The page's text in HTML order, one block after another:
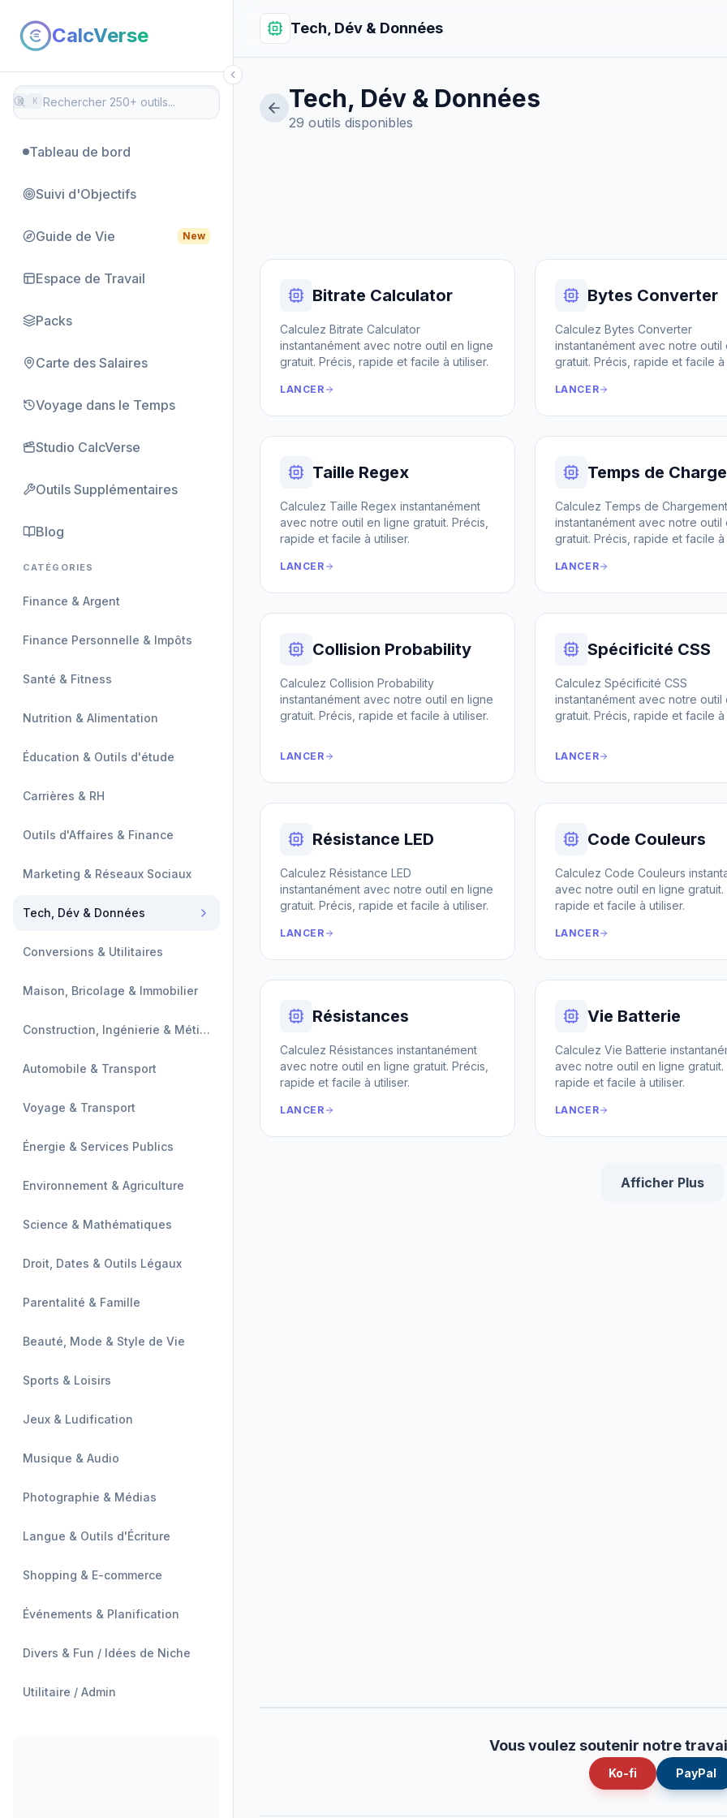
CalcVerse
⌘ K
Tableau de bord
Suivi d'Objectifs
Guide de Vie New
Espace de Travail
Packs
Carte des Salaires
Voyage dans le Temps
Studio CalcVerse
Outils Supplémentaires
Blog
CATÉGORIES
Finance & Argent
Finance Personnelle & Impôts
Santé & Fitness
Nutrition & Alimentation
Éducation & Outils d'étude
Carrières & RH
Outils d'Affaires & Finance
Marketing & Réseaux Sociaux
Tech, Dév & Données
Conversions & Utilitaires
Maison, Bricolage & Immobilier
Construction, Ingénierie & Métiers
Automobile & Transport
Voyage & Transport
Énergie & Services Publics
Environnement & Agriculture
Science & Mathématiques
Droit, Dates & Outils Légaux
Parentalité & Famille
Beauté, Mode & Style de Vie
Sports & Loisirs
Jeux & Ludification
Musique & Audio
Photographie & Médias
Langue & Outils d'Écriture
Shopping & E-commerce
Événements & Planification
Divers & Fun / Idées de Niche
Utilitaire / Admin
Tech, Dév & Données
Tech, Dév & Données
29 outils disponibles
Bitrate Calculator
Calculez Bitrate Calculator
instantanément avec notre outil en ligne
gratuit. Précis, rapide et facile à utiliser.
LANCER
Bytes Converter
Calculez Bytes Converter
instantanément avec notre outil
gratuit. Précis, rapide et facile à
LANCER
Taille Regex
Calculez Taille Regex instantanément
avec notre outil en ligne gratuit. Précis,
rapide et facile à utiliser.
LANCER
Temps de
Calculez Temps de Chargement
instantanément avec notre outil
gratuit. Précis, rapide et facile à
LANCER
Collision Probability
Calculez Collision Probability
instantanément avec notre outil en ligne
gratuit. Précis, rapide et facile à utiliser.
LANCER
Spécificité CSS
Calculez Spécificité CSS
instantanément avec notre outil
gratuit. Précis, rapide et facile à
LANCER
Résistance LED
Calculez Résistance LED
instantanément avec notre outil en ligne
gratuit. Précis, rapide et facile à utiliser.
LANCER
Code Couleurs
Calculez Code Couleurs
avec notre outil en ligne gratuit.
rapide et facile à utiliser.
LANCER
Résistances
Calculez Résistances instantanément
avec notre outil en ligne gratuit. Précis,
rapide et facile à utiliser.
LANCER
Vie Batterie
Calculez Vie Batterie
avec notre outil en ligne gratuit.
rapide et facile à utiliser.
LANCER
Afficher Plus
Vous voulez soutenir notre
Ko-fi PayPal